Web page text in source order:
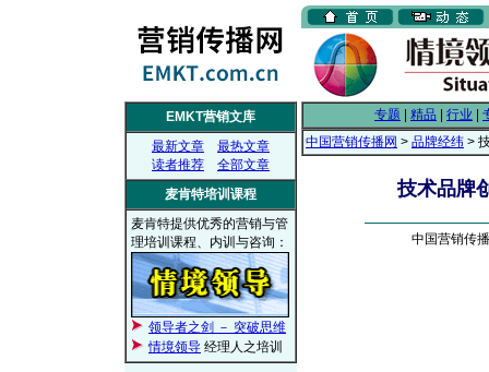
EMKT营销文库
最新文章
最热文章
读者推荐
全部文章
麦肯特培训课程
麦肯特提供优秀的营销与管
理培训课程、内训与咨询：
领导者之剑 － 突破思维
情境领导 经理人之培训
专题 精品 行业
中国营销传播网 > 品牌经纬 >
技术品牌
中国营销传